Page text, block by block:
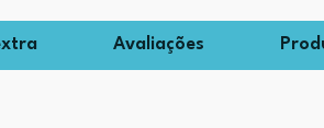
Avaliações